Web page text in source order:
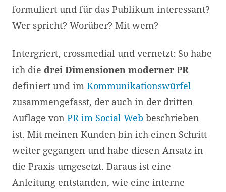
formuliert und für das Publikum interessant?
Wer spricht? Worüber? Mit wem?
Intergriert, crossmedial und vernetzt: So habe
ich die drei Dimensionen moderner PR
definiert und im Kommunikationswürfel
zusammengefasst, der auch in der dritten
Auflage von PR im Social Web beschrieben
ist. Mit meinen Kunden bin ich einen Schritt
weiter gegangen und habe diesen Ansatz in
die Praxis umgesetzt. Daraus ist eine
Anleitung entstanden, wie eine interne